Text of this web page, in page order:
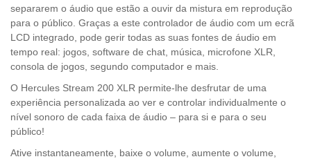
separarem o áudio que estão a ouvir da mistura em reprodução
para o público. Graças a este controlador de áudio com um ecrã
LCD integrado, pode gerir todas as suas fontes de áudio em
tempo real: jogos, software de chat, música, microfone XLR,
consola de jogos, segundo computador e mais.
O Hercules Stream 200 XLR permite-lhe desfrutar de uma
experiência personalizada ao ver e controlar individualmente o
nível sonoro de cada faixa de áudio – para si e para o seu
público!
Ative instantaneamente, baixe o volume, aumente o volume,